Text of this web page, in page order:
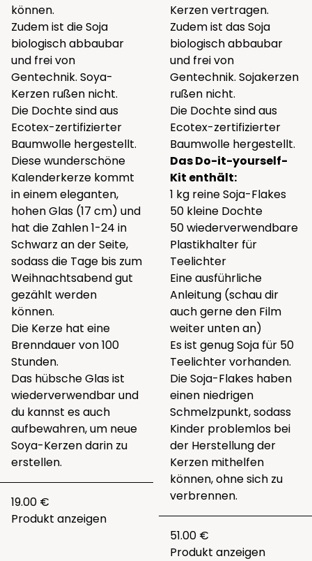
können.
Zudem ist die Soja
biologisch abbaubar
und frei von
Gentechnik. Soya-
Kerzen rußen nicht.
Die Dochte sind aus
Ecotex-zertifizierter
Baumwolle hergestellt.
Diese wunderschöne
Kalenderkerze kommt
in einem eleganten,
hohen Glas (17 cm) und
hat die Zahlen 1-24 in
Schwarz an der Seite,
sodass die Tage bis zum
Weihnachtsabend gut
gezählt werden
können.
Die Kerze hat eine
Brenndauer von 100
Stunden.
Das hübsche Glas ist
wiederverwendbar und
du kannst es auch
aufbewahren, um neue
Soya-Kerzen darin zu
erstellen.
19.00 €
Produkt anzeigen
Kerzen vertragen.
Zudem ist das Soja
biologisch abbaubar
und frei von
Gentechnik. Sojakerzen
rußen nicht.
Die Dochte sind aus
Ecotex-zertifizierter
Baumwolle hergestellt.
Das Do-it-yourself-
Kit enthält:
1 kg reine Soja-Flakes
50 kleine Dochte
50 wiederverwendbare
Plastikhalter für
Teelichter
Eine ausführliche
Anleitung (schau dir
auch gerne den Film
weiter unten an)
Es ist genug Soja für 50
Teelichter vorhanden.
Die Soja-Flakes haben
einen niedrigen
Schmelzpunkt, sodass
Kinder problemlos bei
der Herstellung der
Kerzen mithelfen
können, ohne sich zu
verbrennen.
51.00 €
Produkt anzeigen